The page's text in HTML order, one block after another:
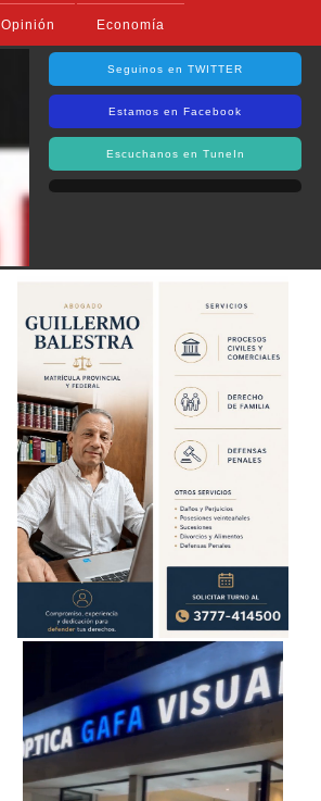
Opinión Economía
Seguinos en TWITTER
Estamos en Facebook
Escuchanos en TuneIn